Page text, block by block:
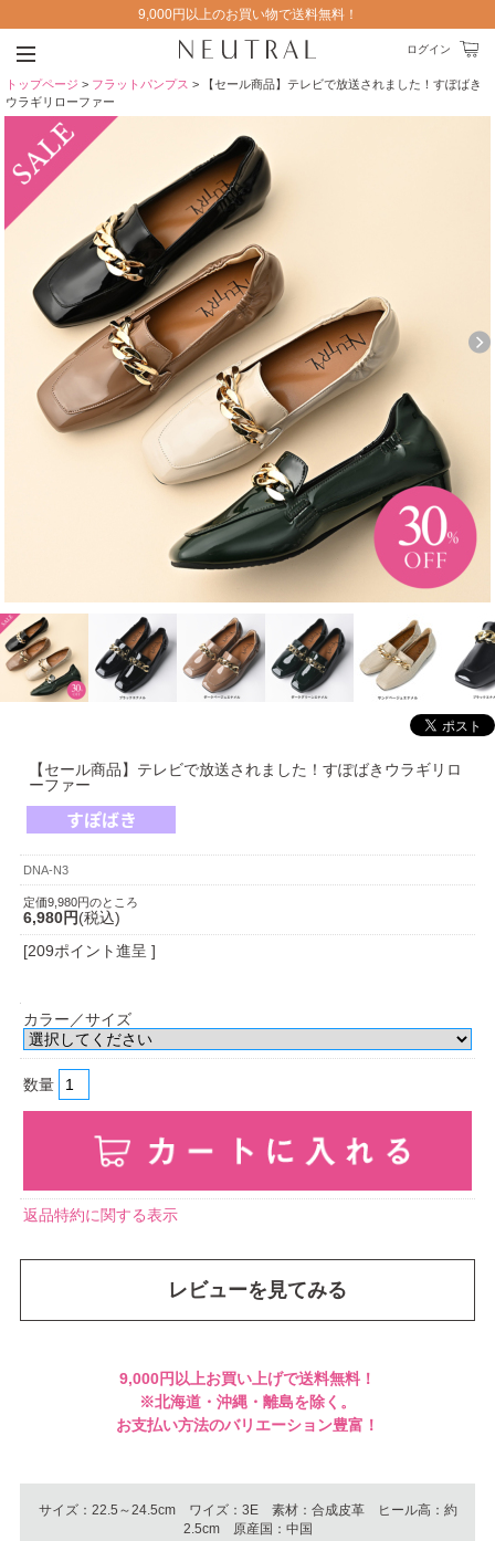
9,000円以上のお買い物で送料無料！
ログイン
トップページ > フラットパンプス > 【セール商品】テレビで放送されました！すぽばき
ウラギリローファー
【セール商品】テレビで放送されました！すぽばきウラギリロ
ーファー
DNA-N3
定価9,980円のところ
6,980円(税込)
[209ポイント進呈 ]
カラー／サイズ
数量
返品特約に関する表示
レビューを見てみる
9,000円以上お買い上げで送料無料！
※北海道・沖縄・離島を除く。
お支払い方法のバリエーション豊富！
サイズ：22.5～24.5cm ワイズ：3E 素材：合成皮革 ヒール高：約
2.5cm 原産国：中国